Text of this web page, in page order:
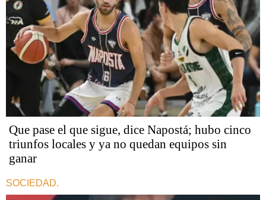
Que pase el que sigue, dice Napostá; hubo cinco
triunfos locales y ya no quedan equipos sin
ganar
SOCIEDAD.